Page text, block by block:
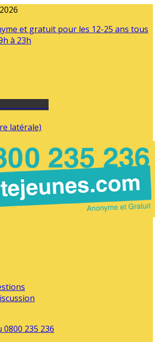
et gratuit pour les 12-25 ans tous
à 23h
latérale)